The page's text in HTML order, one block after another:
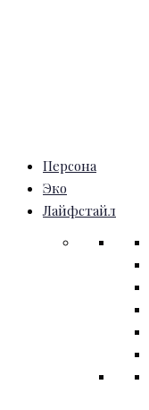
Персона
Эко
Лайфстайл